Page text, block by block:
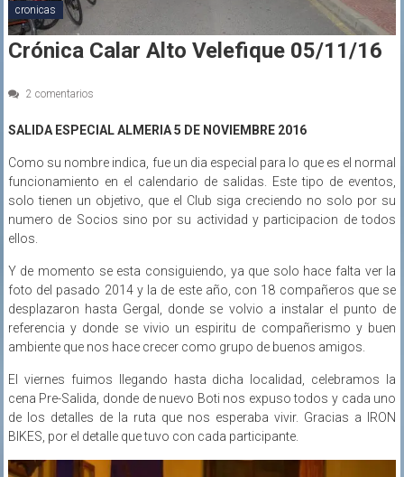
cronicas
Crónica Calar Alto Velefique 05/11/16
2 comentarios
SALIDA ESPECIAL ALMERIA 5 DE NOVIEMBRE 2016
Como su nombre indica, fue un dia especial para lo que es el normal
funcionamiento en el calendario de salidas. Este tipo de eventos,
solo tienen un objetivo, que el Club siga creciendo no solo por su
numero de Socios sino por su actividad y participacion de todos
ellos.
Y de momento se esta consiguiendo, ya que solo hace falta ver la
foto del pasado 2014 y la de este año, con 18 compañeros que se
desplazaron hasta Gergal, donde se volvio a instalar el punto de
referencia y donde se vivio un espiritu de compañerismo y buen
ambiente que nos hace crecer como grupo de buenos amigos.
El viernes fuimos llegando hasta dicha localidad, celebramos la
cena Pre-Salida, donde de nuevo Boti nos expuso todos y cada uno
de los detalles de la ruta que nos esperaba vivir. Gracias a IRON
BIKES, por el detalle que tuvo con cada participante.